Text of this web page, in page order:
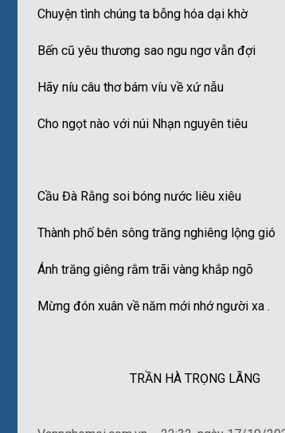
Chuyện tình chúng ta bỗng hóa dại khờ
Bến cũ yêu thương sao ngu ngơ vẫn đợi
Hãy níu câu thơ bám víu về xứ nẫu
Cho ngọt nào với núi Nhạn nguyên tiêu
Cầu Đà Rằng soi bóng nước liêu xiêu
Thành phố bên sông trăng nghiêng lộng gió
Ánh trăng giêng rằm trãi vàng khắp ngõ
Mừng đón xuân về năm mới nhớ người xa .
TRẦN HÀ TRỌNG LÃNG